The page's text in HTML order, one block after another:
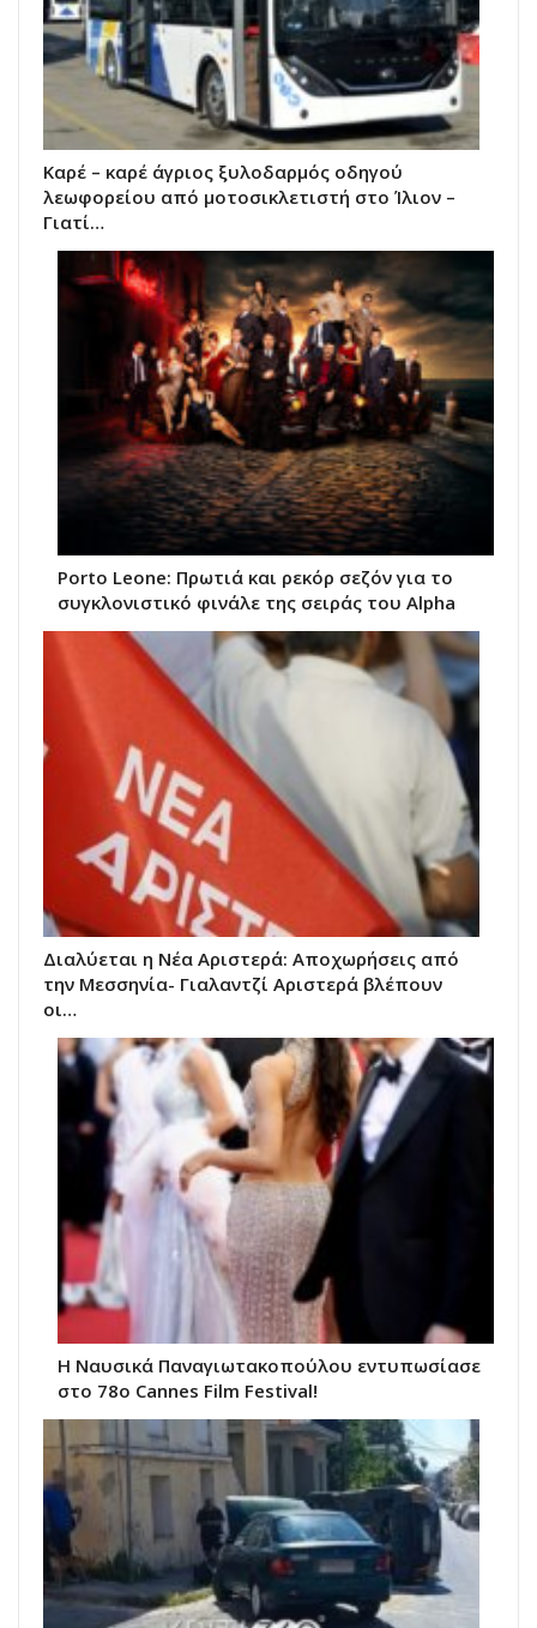
Καρέ – καρέ άγριος ξυλοδαρμός οδηγού
λεωφορείου από μοτοσικλετιστή στο Ίλιον –
Γιατί…
Porto Leone: Πρωτιά και ρεκόρ σεζόν για το
συγκλονιστικό φινάλε της σειράς του Alpha
Διαλύεται η Νέα Αριστερά: Αποχωρήσεις από
την Μεσσηνία- Γιαλαντζί Αριστερά βλέπουν
οι…
Η Ναυσικά Παναγιωτακοπούλου εντυπωσίασε
στο 78ο Cannes Film Festival!